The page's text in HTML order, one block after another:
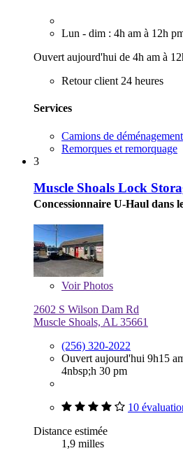
Lun - dim : 4h am à 12h
Ouvert aujourd'hui de 4h am à
Retour client 24 heures
Services
Camions de déménagement
Remorques et remorquage
3
Muscle Shoals Lock
Concessionnaire U-Haul dans
VoirPhotos
2602 S Wilson Dam Rd
Muscle Shoals, AL 35661
(256) 320-2022
Ouvert aujourd'hui 9h15
4nbsp;h 30 pm
10
Distance estimée
1,9 milles